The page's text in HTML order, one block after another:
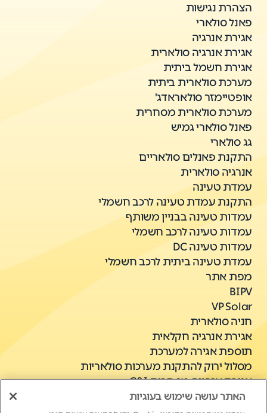
הצהרת נגישות
פאנל סולארי
אגירת אנרגיה
אגירת אנרגיה סולארית
אגירת חשמל ביתית
מערכת סולארית ביתית
אופטיימזר סולאראדג'
מערכת סולארית מסחרית
פאנל סולארי גמיש
גג סולארי
התקנת פאנלים סולאריים
אנרגיה סולארית
עמדת טעינה
התקנת עמדת טעינה לרכב חשמלי
עמדות טעינה בבניין משותף
עמדות טעינה לרכב חשמלי
עמדות טעינה DC
עמדת טעינה ביתית לרכב חשמלי
מפת אתר
BIPV
VP Solar
חניה סולארית
אגירת אנרגיה חקלאית
תוספת אגירה למערכת
מסלול ירוק להתקנת מערכות סולאריות
אגירת אנרגיה מסחרית C&I
האתר עושה שימוש בעוגיות